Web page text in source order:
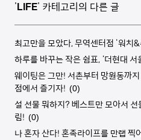
'LIFE' 카테고리의 다른 글
최고만을 모았다, 무역센터점 '워치
하루를 바꾸는 작은 쉼표, ‘더현대 서
웨이팅은 그만! 서촌부터 망원동까
점에서 즐기자! (0)
설 선물 뭐하지? 베스트만 모아서
림! (0)
나 혼자 산다! 혼족라이프를 만랩 찍